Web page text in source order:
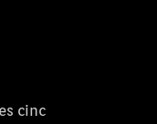
cinc